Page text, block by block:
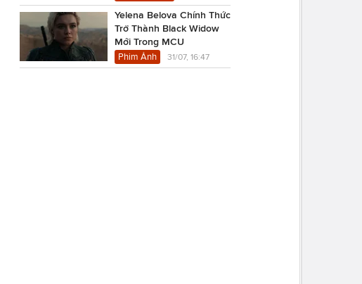
Yelena Belova Chính Thức
Trở Thành Black Widow
Mới Trong MCU
Phim Ảnh 31/07, 16:47